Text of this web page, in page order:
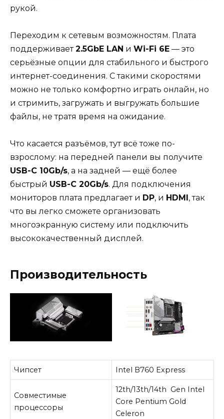
рукой.
Переходим к сетевым возможностям. Плата
поддерживает2.5GbE LAN и Wi-Fi 6E — это
серьёзные опции для стабильного и быстрого
интернет-соединения. С такими скоростями
можно не только комфортно играть онлайн, но
и стримить, загружать и выгружать большие
файлы, не тратя время на ожидание.
Что касается разъёмов, тут всё тоже по-
взрослому: на передней панели вы получите
USB-C 10Gb/s, а на задней — ещё более
быстрый USB-C 20Gb/s. Для подключения
мониторов плата предлагает и DP, и HDMI, так
что вы легко сможете организовать
многоэкранную систему или подключить
высококачественный дисплей.
Производительность
Чипсет Intel B760 Express
Совместимые
процессоры
12th/13th/14th Gen Intel
Core Pentium Gold
Celeron